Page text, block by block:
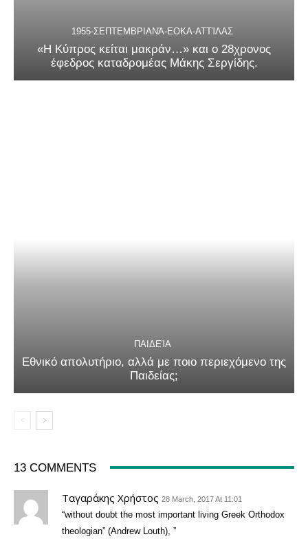
1955-ΣΕΠΤΕΜΒΡΙΑΝΆ-ΕΟΚΑ-ΑΤΤΊΛΑΣ
«Η Κύπρος κείται μακράν…» και ο 28χρονος
έφεδρος καταδρομέας Μάκης Σεργίδης.
ΠΑΙΔΕΊΑ
Εθνικό απολυτήριο, αλλά με ποιο περιεχόμενο της
Παιδείας;
13 COMMENTS
Ταγαράκης Χρήστος 28 March, 2017 At 11:01
“without doubt the most important living Greek Orthodox
theologian” (Andrew Louth), ”